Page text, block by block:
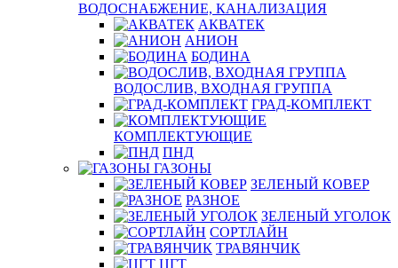
ВОДОСНАБЖЕНИЕ, КАНАЛИЗАЦИЯ
АКВАТЕК
АНИОН
БОДИНА
ВОДОСЛИВ, ВХОДНАЯ ГРУППА
ГРАД-КОМПЛЕКТ
КОМПЛЕКТУЮЩИЕ
ПНД
ГАЗОНЫ
ЗЕЛЕНЫЙ КОВЕР
РАЗНОЕ
ЗЕЛЕНЫЙ УГОЛОК
СОРТЛАЙН
ТРАВЯНЧИК
ЦГТ